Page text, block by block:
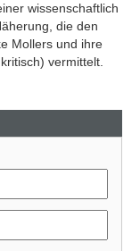
wissenschaftlich
die den
Mollers und ihre
vermittelt.